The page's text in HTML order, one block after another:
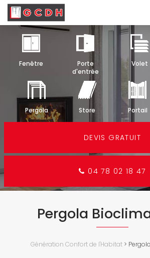
contenu
Fenêtre
Porte
d'entrée
Volet
Pergola Store Portail
DEVIS GRATUIT
04 78 02 18 47
Pergola
Génération Confort de l'Habitat >